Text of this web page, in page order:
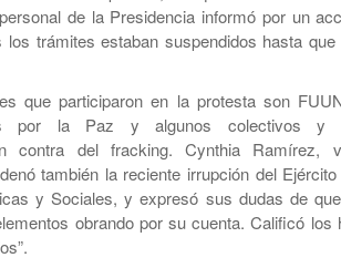
de la Presidencia informó por un
los trámites estaban suspendidos hasta
que participaron en la protesta son
por la Paz y algunos colectivos y
contra del fracking. Cynthia Ramírez,
también la reciente irrupción del
y Sociales, y expresó sus dudas de
obrando por su cuenta. Calificó los